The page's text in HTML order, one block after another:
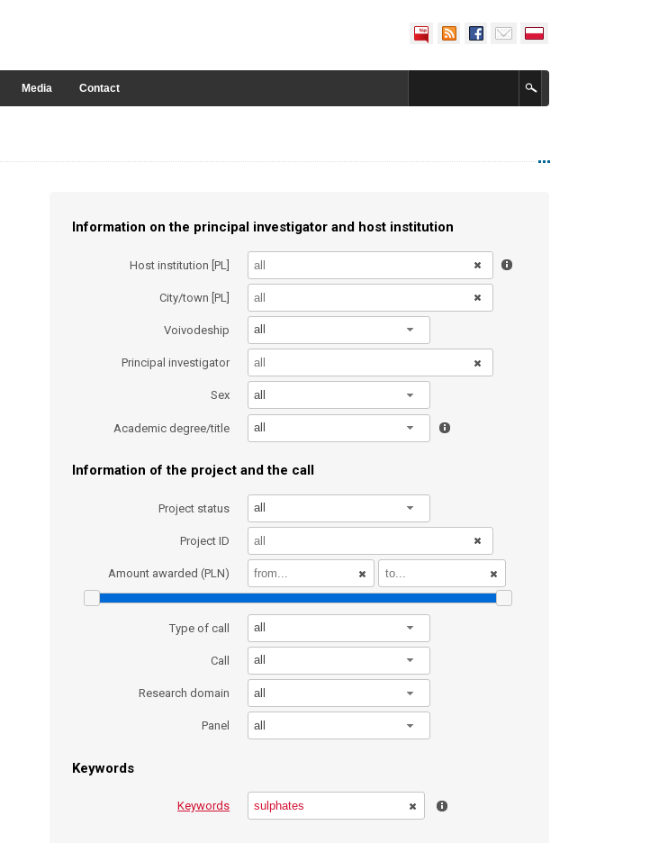
Media Contact
Information on the principal investigator and host institution
Host institution [PL]
City/town [PL]
Voivodeship all
Principal investigator
Sex all
Academic degree/title all
Information of the project and the call
Project status all
Project ID
Amount awarded (PLN)
Type of call all
Call all
Research domain all
Panel all
Keywords
Keywords